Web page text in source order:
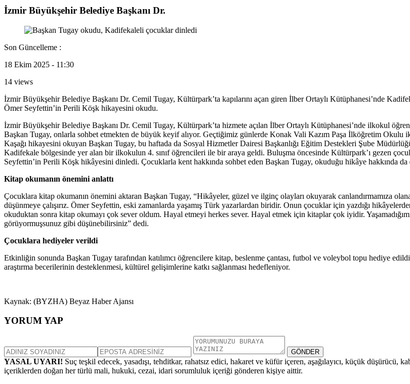
İzmir Büyükşehir Belediye Başkanı Dr.
Son Güncelleme :
18 Ekim 2025 - 11:30
14 views
İzmir Büyükşehir Belediye Başkanı Dr. Cemil Tugay, Kültürpark’ta kapılarını açan giren İlber Ortaylı Kütüphanesi’nde
Ömer Seyfettin’in Perili Köşk hikayesini okudu.
İzmir Büyükşehir Belediye Başkanı Dr. Cemil Tugay, Kültürpark’ta hizmete açılan İlber Ortaylı Kütüphanesi’nde ilkokul
Başkan Tugay, onlarla sohbet etmekten de büyük keyif alıyor. Geçtiğimiz günlerde Konak Vali Kazım Paşa İlköğretim Okulu
Kaşağı hikayesini okuyan Başkan Tugay, bu haftada da Sosyal Hizmetler Dairesi Başkanlığı Eğitim Destekleri Şube
Kadifekale bölgesinde yer alan bir ilkokulun 4. sınıf öğrencileri ile bir araya geldi. Buluşma öncesinde Kültürpark’ı gezen
Seyfettin’in Perili Köşk hikâyesini dinledi. Çocuklarla kent hakkında sohbet eden Başkan Tugay, okuduğu hikâye hakkında
Kitap okumanın önemini anlattı
Çocuklara kitap okumanın önemini aktaran Başkan Tugay, “Hikâyeler, güzel ve ilginç olayları okuyarak canlandırmamıza
düşünmeye çalışırız. Ömer Seyfettin, eski zamanlarda yaşamış Türk yazarlardan biridir. Onun çocuklar için yazdığı
okuduktan sonra kitap okumayı çok sever oldum. Hayal etmeyi herkes sever. Hayal etmek için kitaplar çok iyidir.
görüyormuşsunuz gibi düşünebilirsiniz” dedi.
Çocuklara hediyeler verildi
Etkinliğin sonunda Başkan Tugay tarafından katılımcı öğrencilere kitap, beslenme çantası, futbol ve voleybol topu hediye
araştırma becerilerinin desteklenmesi, kültürel gelişimlerine katkı sağlanması hedefleniyor.
Kaynak: (BYZHA) Beyaz Haber Ajansı
YORUM YAP
GÖNDER
YASAL UYARI! Suç teşkil edecek, yasadışı, tehditkar, rahatsız edici, hakaret ve küfür içeren, aşağılayıcı, küçük
içeriklerden doğan her türlü mali, hukuki, cezai, idari sorumluluk içeriği gönderen kişiye aittir.